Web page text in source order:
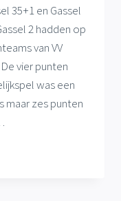
35+1 en Gassel
2 hadden op
van VV
vier punten
was een
maar zes punten